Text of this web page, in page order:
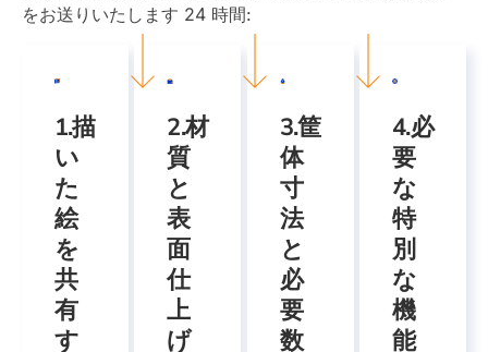
をお送りいたします 24 時間:
1.描
い
た
絵
を
共
有
す
2.材
質
と
表
面
仕
上
げ
3.筐
体
寸
法
と
必
要
数
4.必
要
な
特
別
な
機
能